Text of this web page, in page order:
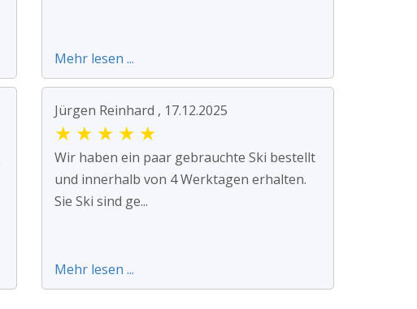
Mehr lesen ...
Jürgen Reinhard , 17.12.2025
★ ★ ★ ★ ★
Wir haben ein paar gebrauchte Ski bestellt
und innerhalb von 4 Werktagen erhalten.
Sie Ski sind ge...
Mehr lesen ...